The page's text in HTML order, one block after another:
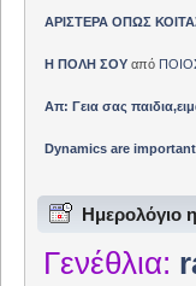
ΑΡΙΣΤΕΡΑ ΟΠΩΣ
Η ΠΟΛΗ ΣΟΥαπό
Απ: Γεια σας
Dynamics are
Ημερολόγιο
Γενέθλια: